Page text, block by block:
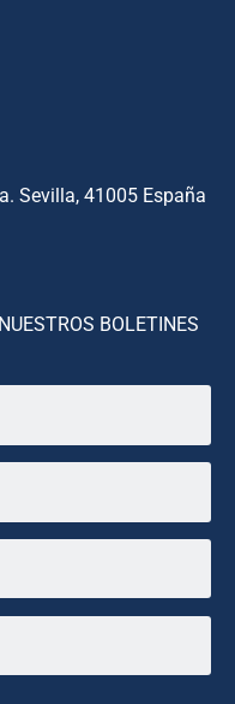
Sevilla, 41005 España
BOLETINES